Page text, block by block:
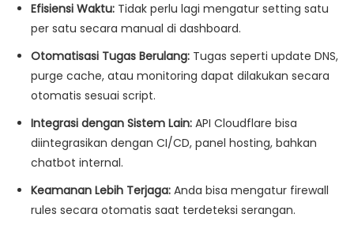
Efisiensi Waktu: Tidak perlu lagi mengatur setting satu
per satu secara manual di dashboard.
Otomatisasi Tugas Berulang: Tugas seperti update DNS,
purge cache, atau monitoring dapat dilakukan secara
otomatis sesuai script.
Integrasi dengan Sistem Lain: API Cloudflare bisa
diintegrasikan dengan CI/CD, panel hosting, bahkan
chatbot internal.
Keamanan Lebih Terjaga: Anda bisa mengatur firewall
rules secara otomatis saat terdeteksi serangan.